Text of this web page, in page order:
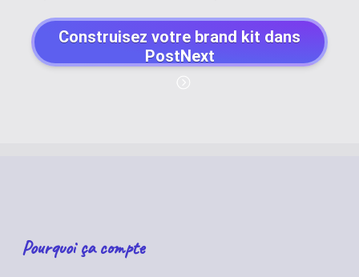
Construisez votre brand kit dans
PostNext
Pourquoi ça compte